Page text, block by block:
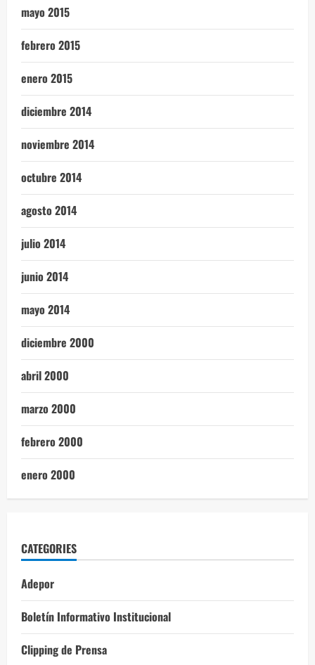
mayo 2015
febrero 2015
enero 2015
diciembre 2014
noviembre 2014
octubre 2014
agosto 2014
julio 2014
junio 2014
mayo 2014
diciembre 2000
abril 2000
marzo 2000
febrero 2000
enero 2000
CATEGORIES
Adepor
Boletín Informativo Institucional
Clipping de Prensa